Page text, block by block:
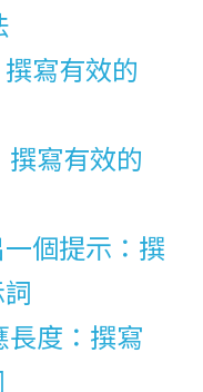
寫有效的
寫有效的
個提示：撰
度：撰寫